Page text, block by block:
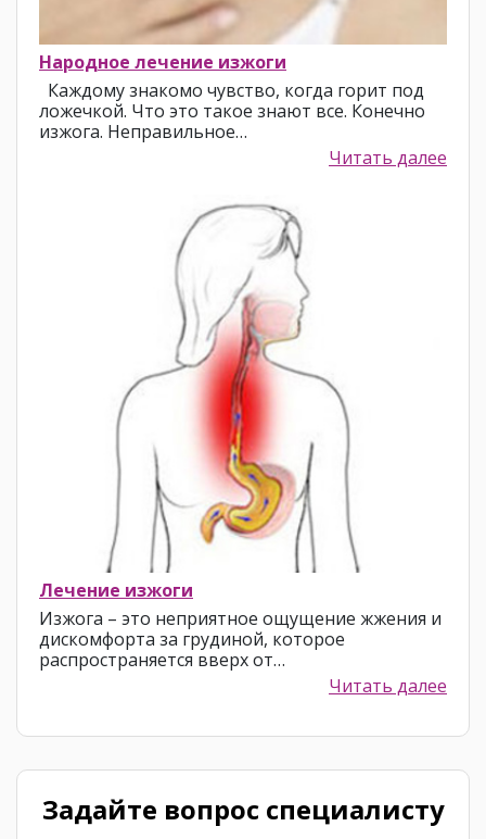
Народное лечение изжоги
Каждому знакомо чувство, когда горит под
ложечкой. Что это такое знают все. Конечно
изжога. Неправильное…
Читать далее
Лечение изжоги
Изжога – это неприятное ощущение жжения и
дискомфорта за грудиной, которое
распространяется вверх от…
Читать далее
Задайте вопрос специалисту